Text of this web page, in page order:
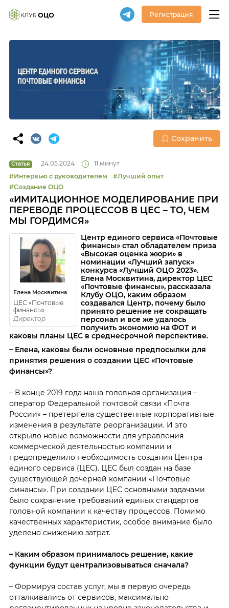
Регистрация
Сохранить
Статья 24.05.2024
11 минут
#Интервью с руководителем
#Лучший опыт
#Создание ОЦО
«ИМИТАЦИОННОЕ МОДЕЛИРОВАНИЕ ПРИ
ПЕРЕВОДЕ ПРОЦЕССОВ В ЦЕС – ТО, ЧЕМ
МЫ ГОРДИМСЯ»
Елена Москвитина
ЦЕС «Почтовые
финансы»
Директор
Центр единого сервиса «Почтовые
финансы» стал обладателем приза
«Высокая оценка жюри» в
номинации «Лучший запуск»
конкурса «Лучший ОЦО 2023».
Елена Москвитина, директор ЦЕС
«Почтовые финансы», рассказала
Клубу ОЦО, каким образом
создавался Центр, почему было
принято решение не сокращать
персонал и все же удалось
получить экономию на ФОТ и
каковы планы ЦЕС в среднесрочной перспективе.
– Елена, каковы были основные предпосылки для
принятия решения о создании ЦЕС «Почтовые
финансы»?
– В конце 2019 года наша головная организация –
оператор Федеральной почтовой связи «Почта
России» – претерпела существенные корпоративные
изменения в результате реорганизации. И это
открыло новые возможности для управления
коммерческой деятельностью компании и
предопределило необходимость создания Центра
единого сервиса (ЦЕС). ЦЕС был создан на базе
существующей дочерней компании «Почтовые
финансы». При создании ЦЕС основными задачами
было сохранение требований единых стандартов
головной компании к качеству процессов. Помимо
качественных характеристик, особое внимание было
уделено снижению затрат.
– Каким образом принималось решение, какие
функции будут централизовываться сначала?
– Формируя состав услуг, мы в первую очередь
отталкивались от сервисов, максимально